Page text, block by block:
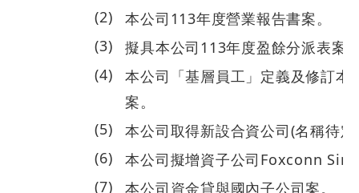
(2)
本公司113年度營業報告書案。
(3)
擬具本公司113年度盈餘分派表案
(4)
本公司「基層員工」定義及修訂本
案。
(5)
本公司取得新設合資公司(名稱待
(6)
本公司擬增資子公司Foxconn
(7)
本公司資金貸與國內子公司案。